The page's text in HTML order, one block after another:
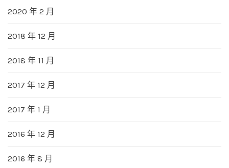
2020 年 2 月
2018 年 12 月
2018 年 11 月
2017 年 12 月
2017 年 1 月
2016 年 12 月
2016 年 8 月